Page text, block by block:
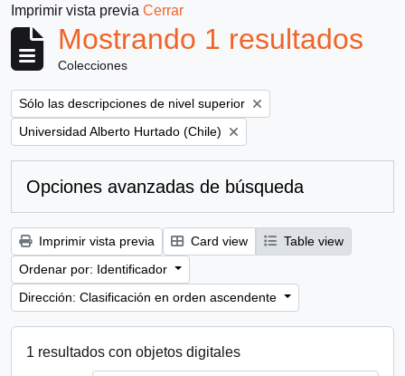
Imprimir vista previa Cerrar
Mostrando 1 resultados
Colecciones
Remove filter:
Sólo las descripciones de nivel superior
Remove filter:
Universidad Alberto Hurtado (Chile)
Opciones avanzadas de búsqueda
Imprimir vista previa Card view
Table view
Ordenar por: Identificador
Dirección: Clasificación en orden ascendente
1 resultados con objetos digitales